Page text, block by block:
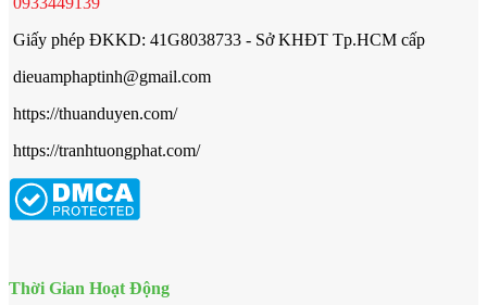
Giấy phép ĐKKD: 41G8038733 - Sở KHĐT Tp.HCM cấp
dieuamphaptinh@gmail.com
https://thuanduyen.com/
https://tranhtuongphat.com/
Thời Gian Hoạt Động